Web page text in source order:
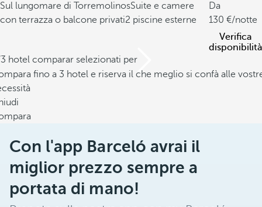
Sul lungomare di TorremolinosSuite e camere
con terrazza o balcone privati2 piscine esterne
Da
130
/notte
Verifica
disponibilità
hotel comparar selezionati per
fino a 3 hotel e riserva il che meglio si confà alle
Con l'app Barceló avrai il
miglior prezzo sempre a
portata di mano!